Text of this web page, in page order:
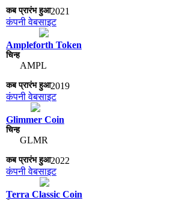
2021
कंपनी वेबसाइट
Ampleforth Token
AMPL
2019
कंपनी वेबसाइट
Glimmer Coin
GLMR
2022
कंपनी वेबसाइट
Terra Classic Coin